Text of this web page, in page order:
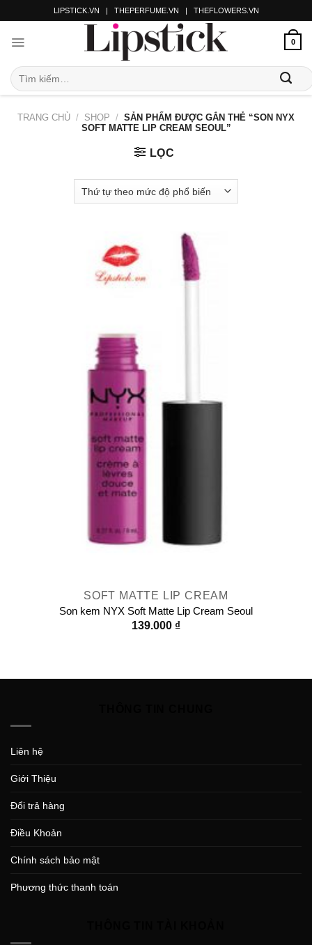
LIPSTICK.VN | THEPERFUME.VN | THEFLOWERS.VN
0
TRANG CHỦ / SHOP / SẢN PHẨM ĐƯỢC GẮN THẺ “SON NYX
SOFT MATTE LIP CREAM SEOUL”
LỌC
SOFT MATTE LIP CREAM
Son kem NYX Soft Matte Lip Cream Seoul
139.000 ₫
Liên hệ
Giới Thiệu
Đổi trả hàng
Điều Khoản
Chính sách bảo mật
Phương thức thanh toán